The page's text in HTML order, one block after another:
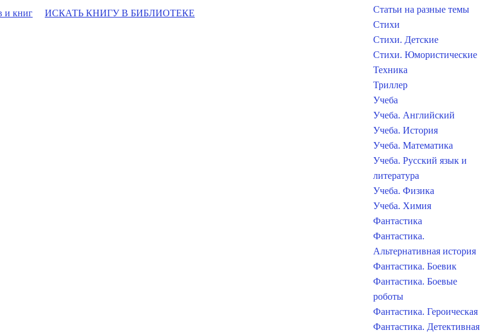
и книг ИСКАТЬ КНИГУ В БИБЛИОТЕКЕ
Статьи на разные темы
Стихи
Стихи. Детские
Стихи. Юмористические
Техника
Триллер
Учеба
Учеба. Английский
Учеба. История
Учеба. Математика
Учеба. Русский язык и
литература
Учеба. Физика
Учеба. Химия
Фантастика
Фантастика.
Альтернативная история
Фантастика. Боевик
Фантастика. Боевые
роботы
Фантастика. Героическая
Фантастика. Детективная